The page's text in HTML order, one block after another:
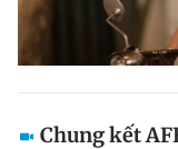
Tiện ích
Chung kết